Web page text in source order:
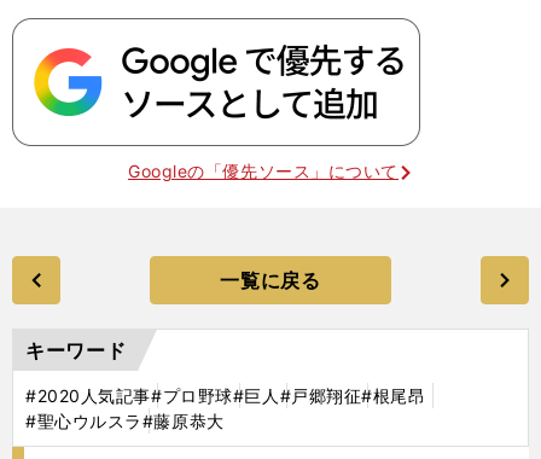
Googleの「優先ソース」について
一覧に戻る
キーワード
#2020人気記事#プロ野球#巨人 #戸郷翔征#根尾昂
#聖心ウルスラ#藤原恭大